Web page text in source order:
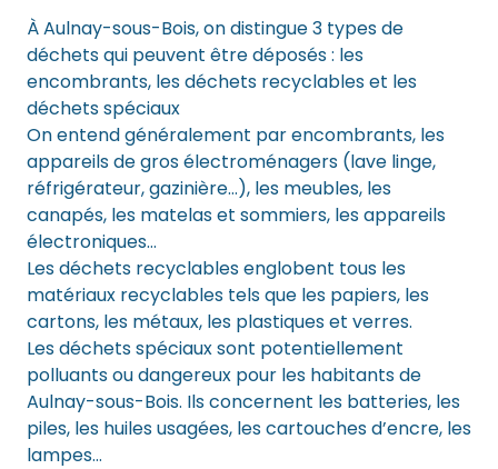
À Aulnay-sous-Bois, on distingue 3 types de
déchets qui peuvent être déposés : les
encombrants, les déchets recyclables et les
déchets spéciaux
On entend généralement par encombrants, les
appareils de gros électroménagers (lave linge,
réfrigérateur, gazinière…), les meubles, les
canapés, les matelas et sommiers, les appareils
électroniques…
Les déchets recyclables englobent tous les
matériaux recyclables tels que les papiers, les
cartons, les métaux, les plastiques et verres.
Les déchets spéciaux sont potentiellement
polluants ou dangereux pour les habitants de
Aulnay-sous-Bois. Ils concernent les batteries, les
piles, les huiles usagées, les cartouches d’encre, les
lampes…